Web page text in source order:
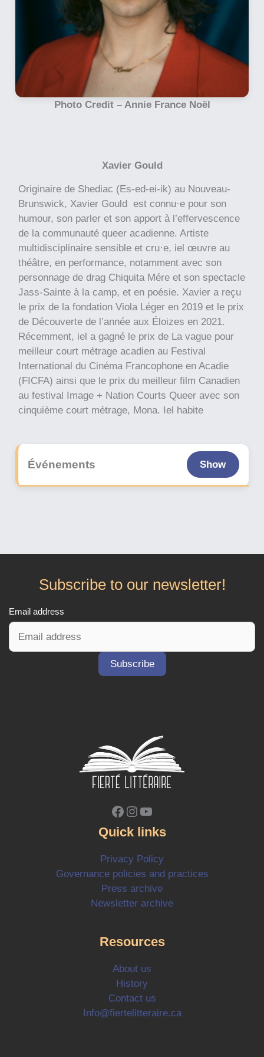
Photo Credit – Annie France Noël
Xavier Gould
Originaire de Shediac (Es-ed-ei-ik) au Nouveau-
Brunswick, Xavier Gould est connu·e pour son
humour, son parler et son apport à l’effervescence
de la communauté queer acadienne. Artiste
multidisciplinaire sensible et cru·e, iel œuvre au
théâtre, en performance, notamment avec son
personnage de drag Chiquita Mére et son spectacle
Jass-Sainte à la camp, et en poésie. Xavier a reçu
le prix de la fondation Viola Léger en 2019 et le prix
de Découverte de l’année aux Éloizes en 2021.
Récemment, iel a gagné le prix de La vague pour
meilleur court métrage acadien au Festival
International du Cinéma Francophone en Acadie
(FICFA) ainsi que le prix du meilleur film Canadien
au festival Image + Nation Courts Queer avec son
cinquième court métrage, Mona. Iel habite
Événements Show
Subscribe to our newsletter!
Email address
Facebook
Instagram
YouTube
Quick links
Privacy Policy
Governance policies and practices
Press archive
Newsletter archive
Resources
About us
History
Contact us
Info@fiertelitteraire.ca